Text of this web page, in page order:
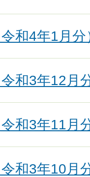
和4年1月分
和3年12月
和3年11月
和3年10月